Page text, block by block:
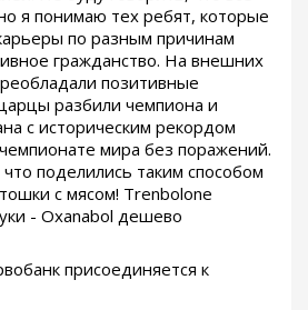
я понимаю тех ребят, которые
по разным причинам
гражданство. На внешних
позитивные
разбили чемпиона и
с историческим рекордом
мира без поражений.
поделились таким способом
с мясом! Trenbolone
- Oxanabol дешево
присоединяется к